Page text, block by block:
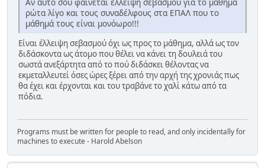
ρώτα λίγο και τους συναδέλφους στα ΕΠΑΛ που το
μάθημά τους είναι μονόωρο!!!
Είναι έλλειψη σεβασμού όχι ως προς το μάθημα, αλλά ως τον
διδάσκοντα ως άτομο που θέλει να κάνει τη δουλειά του
σωστά ανεξάρτητα από το πού διδάσκει θέλοντας να
εκμεταλλευτεί όσες ώρες ξέρει από την αρχή της χρονιάς πως
θα έχει και έρχονται και του τραβάνε το χαλί κάτω από τα
πόδια.
Programs must be written for people to read, and only incidentally for
machines to execute - Harold Abelson